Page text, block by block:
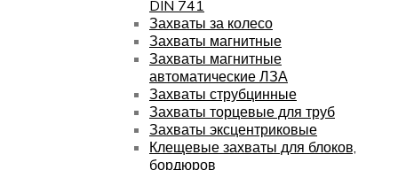
DIN 741
Захваты за колесо
Захваты магнитные
Захваты магнитные
автоматические ЛЗА
Захваты струбцинные
Захваты торцевые для труб
Захваты эксцентриковые
Клещевые захваты для блоков,
бордюров